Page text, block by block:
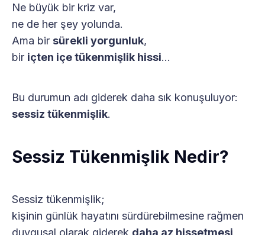
Ne büyük bir kriz var,
ne de her şey yolunda.
Ama bir sürekli yorgunluk,
bir içten içe tükenmişlik hissi…
Bu durumun adı giderek daha sık konuşuluyor:
sessiz tükenmişlik.
Sessiz Tükenmişlik Nedir?
Sessiz tükenmişlik;
kişinin günlük hayatını sürdürebilmesine rağmen
duygusal olarak giderek daha az hissetmesi,